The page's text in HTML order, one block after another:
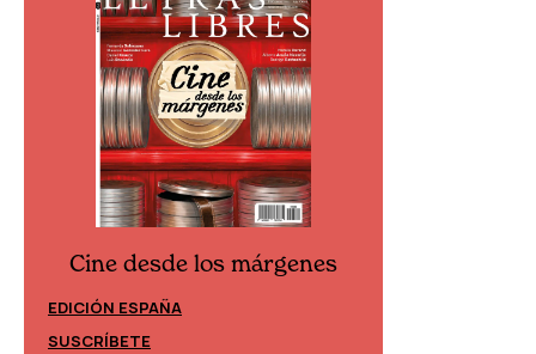
Cine desde los márgenes
EDICIÓN ESPAÑA
SUSCRÍBETE